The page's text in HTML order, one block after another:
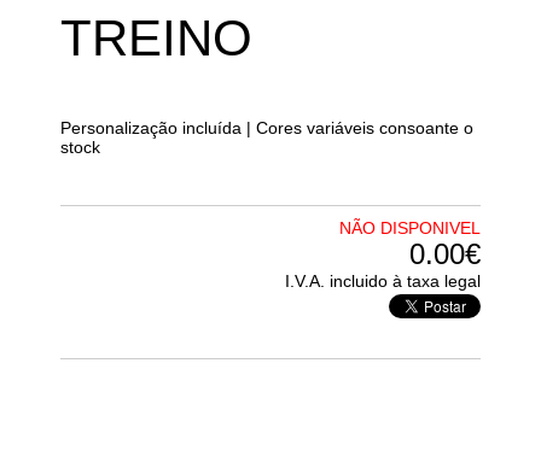
TREINO
Personalização incluída | Cores variáveis consoante o
stock
NÃO DISPONIVEL
0.00€
I.V.A. incluido à taxa legal